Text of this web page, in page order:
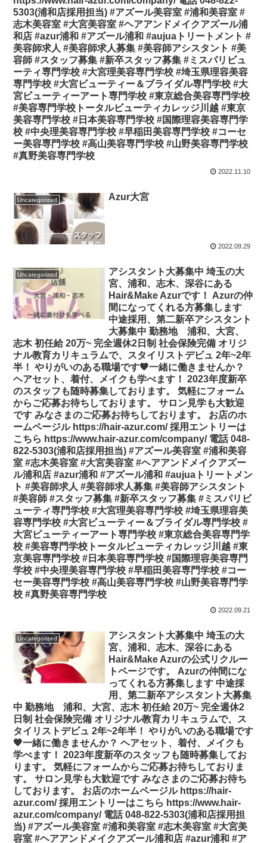
5303(浦和店採用担当) #アズール美容室 #浦和美容室 #
志木美容室 #大宮美容室 #ヘアアンドメイクアズール浦
和店 #azur浦和 #アズール浦和 #aujuaトリートメント #
美容師求人 #美容師求人募集 #美容師アシスタント #美
容師 #スタッフ募集 #新卒スタッフ募集 #ミスパリビュ
ーティ専門学校 #大宮理美容専門学校 #埼玉県理容美容
専門学校 #大宮ビューティー＆ブライダル専門学校 #大
宮ビューティーアート専門学校 #東京総合美容専門学校
#美容専門学校トータルビューティカレッジ川越 #東京
美容専門学校 #日本美容専門学校 #国際理容美容専門学
校 #中央理美容専門学校 #早稲田美容専門学校 #コーセ
ー美容専門学校 #高山美容専門学校 #山野美容専門学校
#真野美容専門学校
2022.11.10
Uncategorized Azur大宮
2022.09.29
Uncategorized
アシスタント大募集中️ 埼玉の大
宮、浦和、志木、深谷にある
Hair&Make Azurです！ Azurの仲
間になってくれる方募集します︎
中途採用、第二新卒アシスタント
大募集中 勤務地 浦和、大宮、
志木 初任給 20万~ 完全週休2日制 社会保険完備 オリジ
ナル教育カリキュラムで、スタイリストデビュ 2年~2年
半！ やりがいのある職場です🧡一緒に働きませんか？
ヘアセット、着付、メイクも学べます！ 2023年度新卒
のスタッフも随時募集しております。 気軽にフォーム
からご応募お待ちしております。 サロン見学も大歓迎
です みなさまのご応募お待ちしております。 お店のホ
ームページル https://hair-azur.com/ 採用エントリーは
こちら https://www.hair-azur.com/company/ 電話 048-
822-5303(浦和店採用担当) #アズール美容室 #浦和美容
室 #志木美容室 #大宮美容室 #ヘアアンドメイクアズー
ル浦和店 #azur浦和 #アズール浦和 #aujuaトリートメン
ト #美容師求人 #美容師求人募集 #美容師アシスタント
#美容師 #スタッフ募集 #新卒スタッフ募集 #ミスパリビ
ューティ専門学校 #大宮理美容専門学校 #埼玉県理容美
容専門学校 #大宮ビューティー＆ブライダル専門学校 #
大宮ビューティーアート専門学校 #東京総合美容専門学
校 #美容専門学校トータルビューティカレッジ川越 #東
京美容専門学校 #日本美容専門学校 #国際理容美容専門
学校 #中央理美容専門学校 #早稲田美容専門学校 #コー
セー美容専門学校 #高山美容専門学校 #山野美容専門学
校 #真野美容専門学校
2022.09.21
Uncategorized
アシスタント大募集中️ 埼玉の大
宮、浦和、志木、深谷にある
Hair&Make Azurの公式リクルー
トページです。 Azurの仲間にな
ってくれる方募集します︎ 中途採
用、第二新卒アシスタント大募集
中 勤務地 浦和、大宮、志木 初任給 20万~ 完全週休2
日制 社会保険完備 オリジナル教育カリキュラムで、ス
タイリストデビュ 2年~2年半！ やりがいのある職場です
🧡一緒に働きませんか？ ヘアセット、着付、メイクも
学べます！ 2023年度新卒のスタッフも随時募集してお
ります。 気軽にフォームからご応募お待ちしておりま
す。 サロン見学も大歓迎です みなさまのご応募お待ち
しております。 お店のホームページル https://hair-
azur.com/ 採用エントリーはこちら https://www.hair-
azur.com/company/ 電話 048-822-5303(浦和店採用担
当) #アズール美容室 #浦和美容室 #志木美容室 #大宮美
容室 #ヘアアンドメイクアズール浦和店 #azur浦和 #ア